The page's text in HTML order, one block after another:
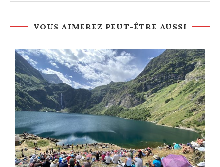
VOUS AIMEREZ PEUT-ÊTRE AUSSI